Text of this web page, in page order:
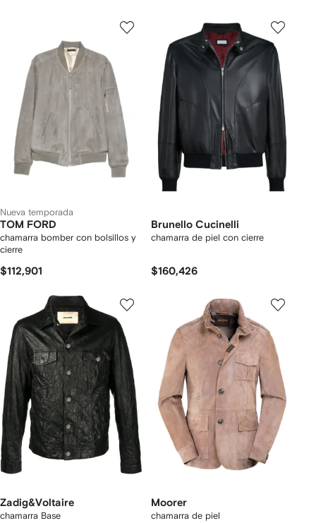
Nueva temporada
TOM FORD
chamarra bomber con bolsillos y
cierre
$112,901
Brunello Cucinelli
chamarra de piel con cierre
$160,426
Zadig&Voltaire
chamarra Base
Moorer
chamarra de piel